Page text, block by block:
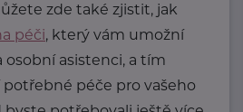
zde také zjistit, jak
péči, který vám umožní
asistenci, a tím
péče pro vašeho